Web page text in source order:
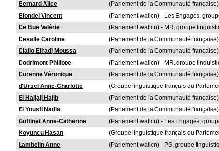
Bernard Alice
(Parlement de la Communauté
Blondel Vincent
(Parlement wallon) - Les Engagés,
De Bue Valérie
(Parlement wallon) - MR, groupe
Desalle Caroline
(Parlement de la Communauté
Diallo Elhadj Moussa
(Parlement de la Communauté
Dodrimont Philippe
(Parlement wallon) - MR, groupe
Durenne Véronique
(Parlement de la Communauté
d'Ursel Anne-Charlotte
(Groupe linguistique français du
El Hajjaji Hajib
(Parlement de la Communauté
El Yousfi Nadia
(Parlement de la Communauté
Goffinet Anne-Catherine
(Parlement wallon) - Les Engagés,
Koyuncu Hasan
(Groupe linguistique français du
Lambelin Anne
(Parlement wallon) - PS, groupe